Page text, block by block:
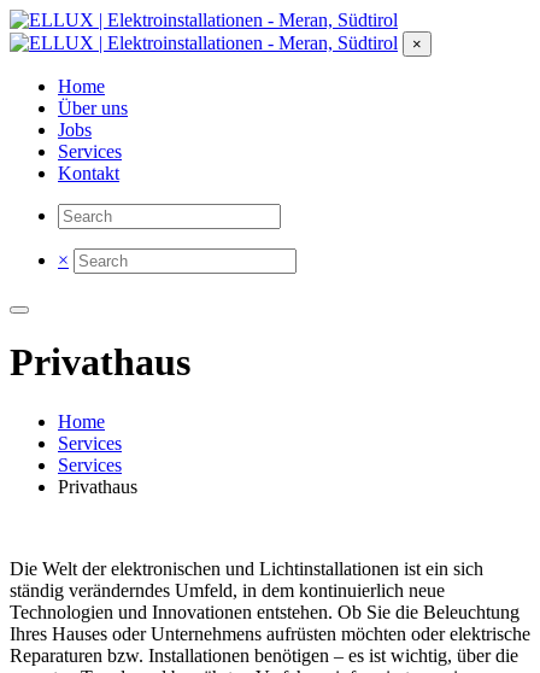
×
Home
Über uns
Jobs
Services
Kontakt
×
Privathaus
Home
Services
Services
Privathaus
Die Welt der elektronischen und Lichtinstallationen ist ein sich
ständig veränderndes Umfeld, in dem kontinuierlich neue
Technologien und Innovationen entstehen. Ob Sie die Beleuchtung
Ihres Hauses oder Unternehmens aufrüsten möchten oder elektrische
Reparaturen bzw. Installationen benötigen – es ist wichtig, über die